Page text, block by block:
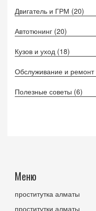
Двигатель и ГРМ (20)
Автотюнинг (20)
Кузов и уход (18)
Обслуживание и ремонт
Полезные советы (6)
Меню
проститутка алматы
проститутки алматы